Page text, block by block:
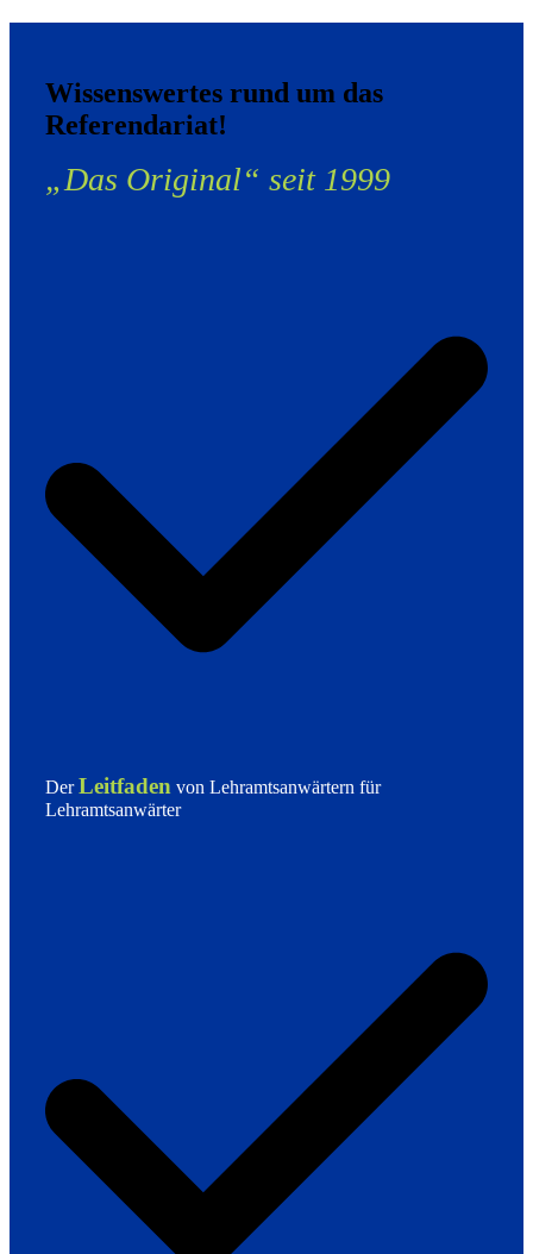
Wissenswertes rund um das
Referendariat!
„Das Original“ seit 1999
DerLeitfaden von Lehramtsanwärtern für
Lehramtsanwärter